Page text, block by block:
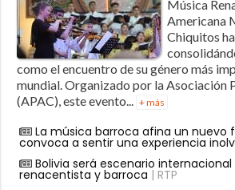
Música
Americana
Chiquitos
como el encuentro de su género más
mundial. Organizado por la Asociación
(APAC), este evento...
+ más
La música barroca afina un nuevo
convoca a sentir una experiencia
Bolivia será escenario
renacentista y barroca | RTP